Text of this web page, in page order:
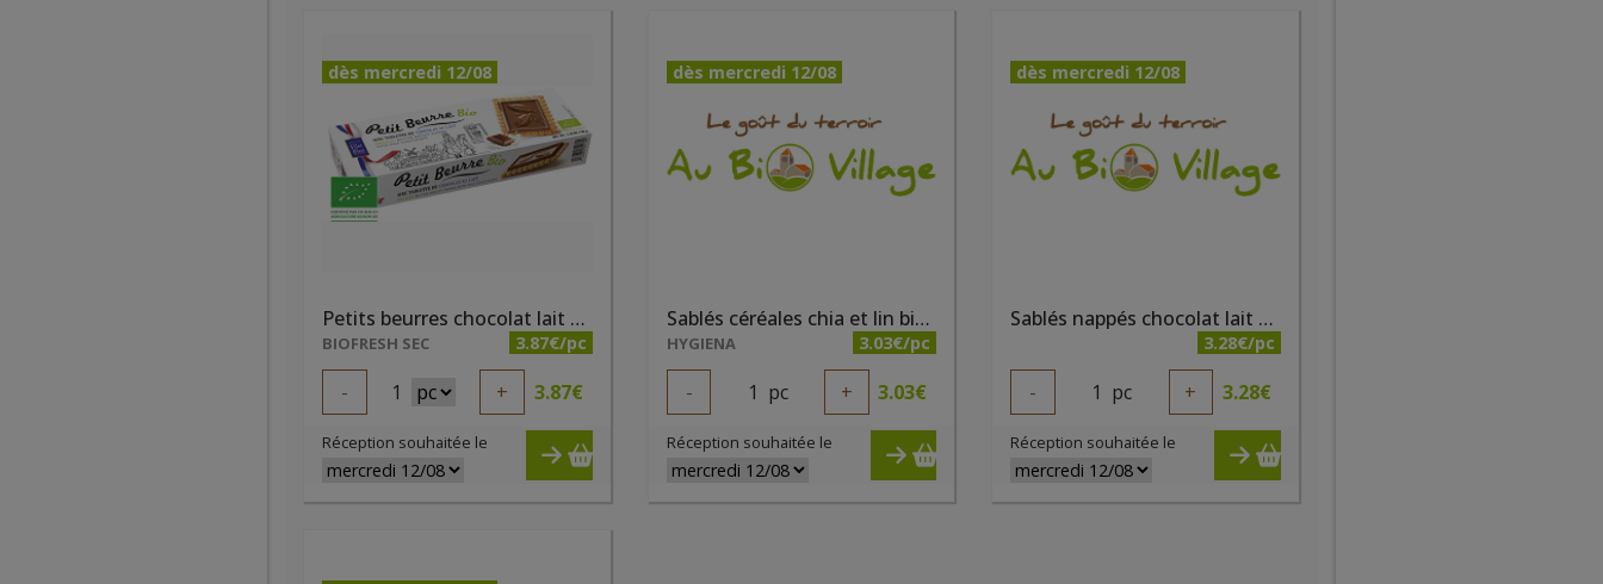
dès mercredi 12/08
Petits beurres chocolat lait bio 150g
BIOFRESH SEC 3.87€/pc
- 1 + 3.87€
Réception souhaitée le
dès mercredi 12/08
Sablés céréales chia et lin bio 200g Bisson
HYGIENA 3.03€/pc
- 1 pc + 3.03€
Réception souhaitée le
dès mercredi 12/08
Sablés nappés chocolat lait bio 4 x 4pc 160g Elibio
3.28€/pc
- 1 pc + 3.28€
Réception souhaitée le